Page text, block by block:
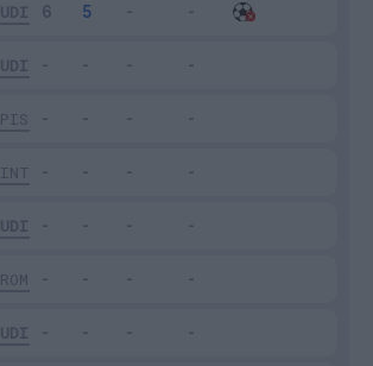
UDI
UDI
PIS
INT
UDI
ROM
UDI